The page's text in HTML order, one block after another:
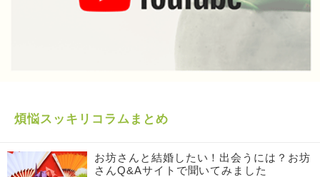
煩悩スッキリコラムまとめ
お坊さんと結婚したい！出会うには？お坊
さんQ&Aサイトで聞いてみました